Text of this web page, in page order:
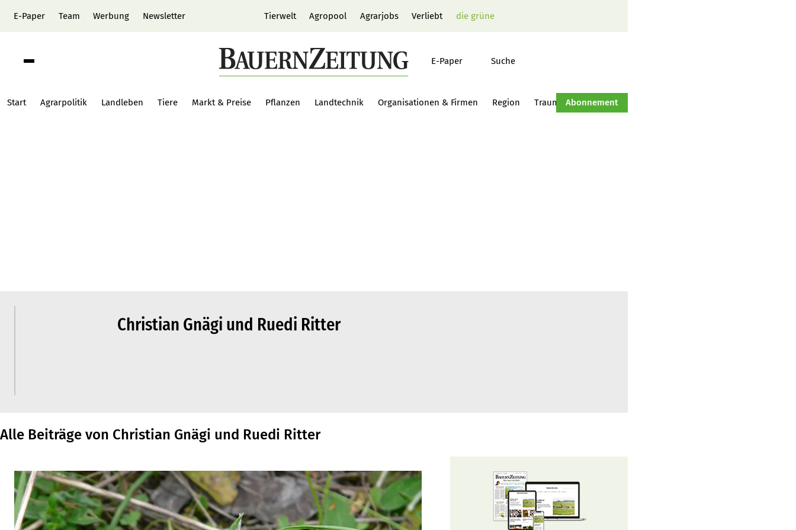
E-Paper Team Werbung Newsletter Tierwelt Agropool Agrarjobs Verliebt die grüne
E-Paper Suche
Start Agrarpolitik Landleben Tiere Markt & Preise Pflanzen Landtechnik Organisationen & Firmen Region Traumtraktor Hof-Management
Abonnement
Christian Gnägi und Ruedi Ritter
Alle Beiträge von Christian Gnägi und Ruedi Ritter